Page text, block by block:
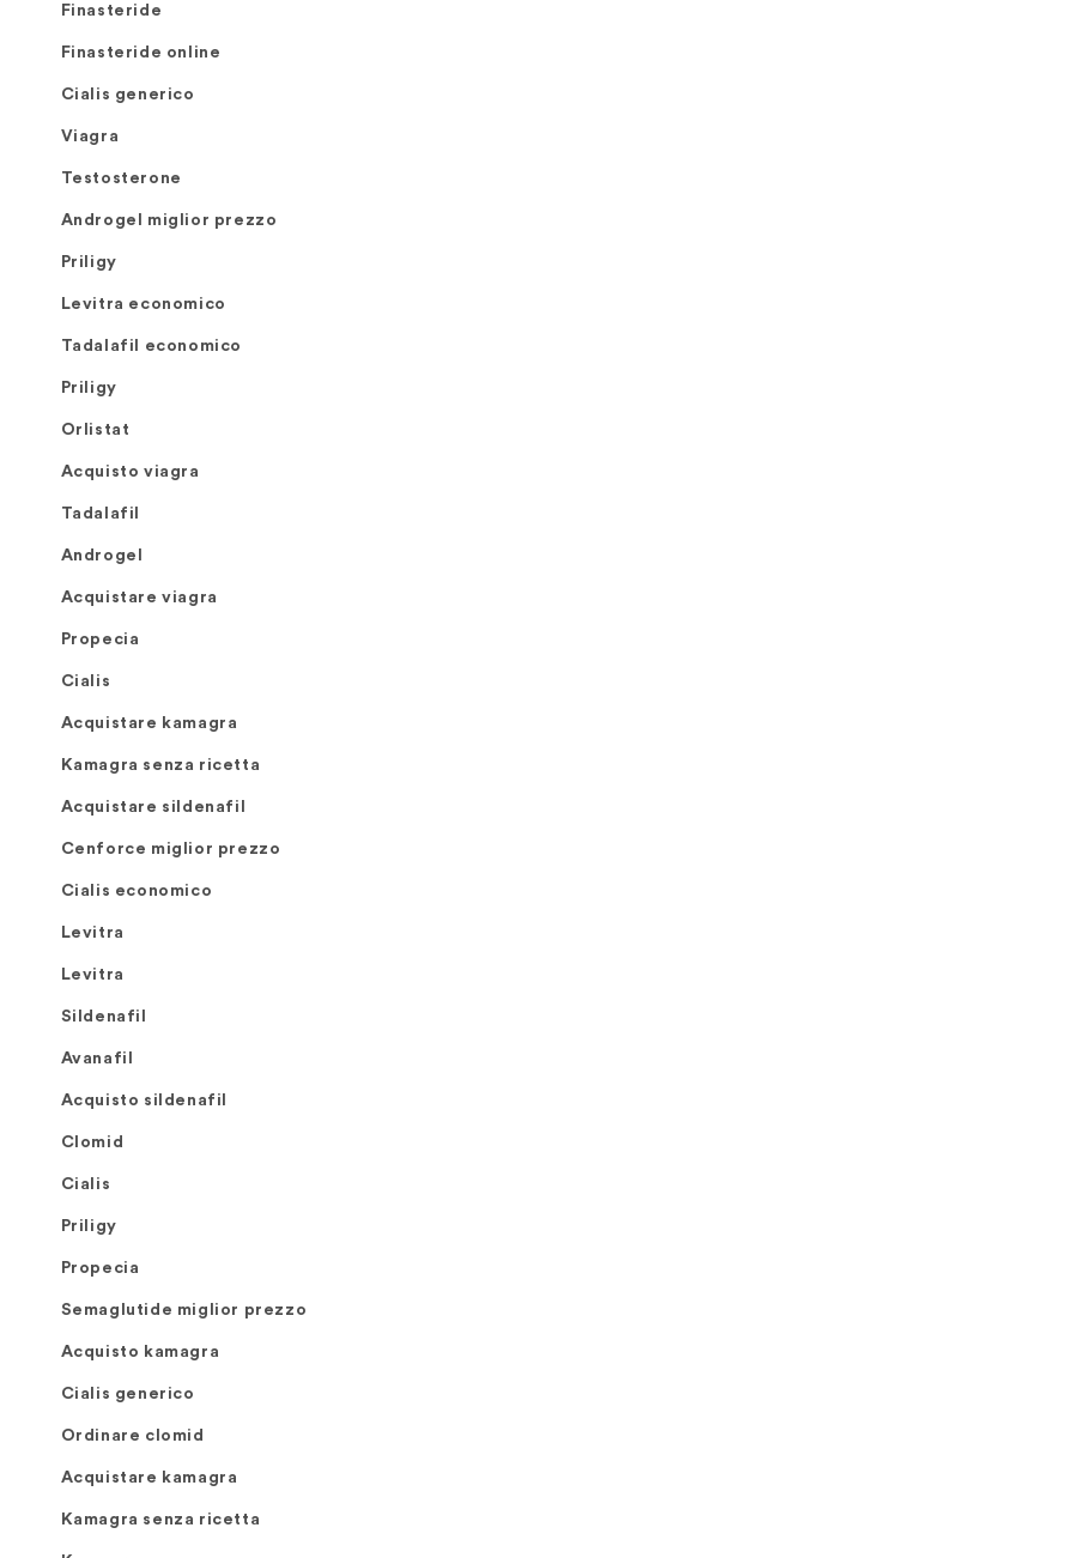
Finasteride
Finasteride online
Cialis generico
Viagra
Testosterone
Androgel miglior prezzo
Priligy
Levitra economico
Tadalafil economico
Priligy
Orlistat
Acquisto viagra
Tadalafil
Androgel
Acquistare viagra
Propecia
Cialis
Acquistare kamagra
Kamagra senza ricetta
Acquistare sildenafil
Cenforce miglior prezzo
Cialis economico
Levitra
Levitra
Sildenafil
Avanafil
Acquisto sildenafil
Clomid
Cialis
Priligy
Propecia
Semaglutide miglior prezzo
Acquisto kamagra
Cialis generico
Ordinare clomid
Acquistare kamagra
Kamagra senza ricetta